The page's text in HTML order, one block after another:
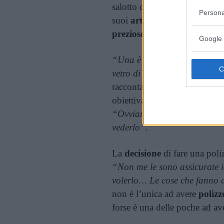
Google
salotto del talk show di
suoi arti inferiori
prezioso
“Una è più costosa
vetro di un bicchiere rotto e
raccontato la modella
obiettivamente apparivano
“Ovviamente adesso ho
vederlo”.
La decisione di fare una
“Non me le sono assicurate
volerlo… Le cose che fanno
non è l’unica ad avere
forse è una delle poche ad